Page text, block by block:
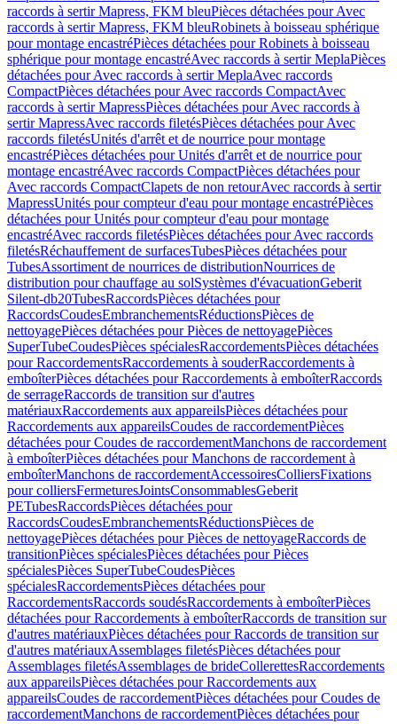
raccords à sertir Mapress, FKM bleuPièces détachées pour Avec
raccords à sertir Mapress, FKM bleuRobinets à boisseau sphérique
pour montage encastréPièces détachées pour Robinets à boisseau
sphérique pour montage encastréAvec raccords à sertir MeplaPièces
détachées pour Avec raccords à sertir MeplaAvec raccords
CompactPièces détachées pour Avec raccords CompactAvec
raccords à sertir MapressPièces détachées pour Avec raccords à
sertir MapressAvec raccords filetésPièces détachées pour Avec
raccords filetésUnités d'arrêt et de nourrice pour montage
encastréPièces détachées pour Unités d'arrêt et de nourrice pour
montage encastréAvec raccords CompactPièces détachées pour
Avec raccords CompactClapets de non retourAvec raccords à sertir
MapressUnités pour compteur d'eau pour montage encastréPièces
détachées pour Unités pour compteur d'eau pour montage
encastréAvec raccords filetésPièces détachées pour Avec raccords
filetésRéchauffement de surfacesTubesPièces détachées pour
TubesAssortiment de nourrices de distributionNourrices de
distribution pour chauffage au solSystèmes d'évacuationGeberit
Silent-db20TubesRaccordsPièces détachées pour
RaccordsCoudesEmbranchementsRéductionsPièces de
nettoyagePièces détachées pour Pièces de nettoyagePièces
SuperTubeCoudesPièces spécialesRaccordementsPièces détachées
pour RaccordementsRaccordements à souderRaccordements à
emboîterPièces détachées pour Raccordements à emboîterRaccords
de serrageRaccords de transition sur d'autres
matériauxRaccordements aux appareilsPièces détachées pour
Raccordements aux appareilsCoudes de raccordementPièces
détachées pour Coudes de raccordementManchons de raccordement
à emboîterPièces détachées pour Manchons de raccordement à
emboîterManchons de raccordementAccessoiresColliersFixations
pour colliersFermeturesJointsConsommablesGeberit
PETubesRaccordsPièces détachées pour
RaccordsCoudesEmbranchementsRéductionsPièces de
nettoyagePièces détachées pour Pièces de nettoyageRaccords de
transitionPièces spécialesPièces détachées pour Pièces
spécialesPièces SuperTubeCoudesPièces
spécialesRaccordementsPièces détachées pour
RaccordementsRaccords soudésRaccordements à emboîterPièces
détachées pour Raccordements à emboîterRaccords de transition sur
d'autres matériauxPièces détachées pour Raccords de transition sur
d'autres matériauxAssemblages filetésPièces détachées pour
Assemblages filetésAssemblages de brideCollerettesRaccordements
aux appareilsPièces détachées pour Raccordements aux
appareilsCoudes de raccordementPièces détachées pour Coudes de
raccordementManchons de raccordementPièces détachées pour